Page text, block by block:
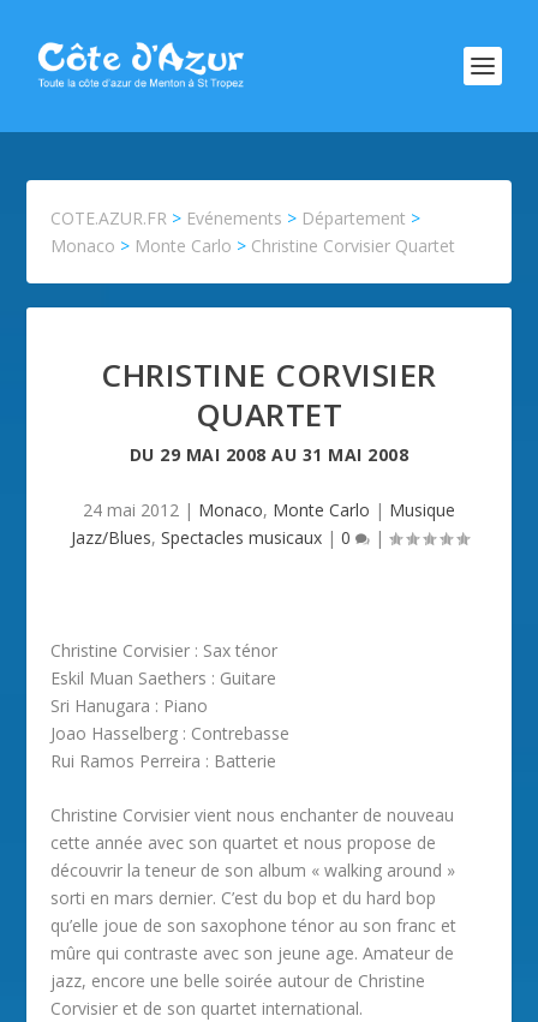
COTE.AZUR.FR > Evénements > Département >
Monaco > Monte Carlo > Christine Corvisier Quartet
CHRISTINE CORVISIER
QUARTET
DU 29 MAI 2008 AU 31 MAI 2008
24 mai 2012 | Monaco, Monte Carlo | Musique
Jazz/Blues, Spectacles musicaux| 0 |
Christine Corvisier : Sax ténor
Eskil Muan Saethers : Guitare
Sri Hanugara : Piano
Joao Hasselberg : Contrebasse
Rui Ramos Perreira : Batterie
Christine Corvisier vient nous enchanter de nouveau
cette année avec son quartet et nous propose de
découvrir la teneur de son album « walking around »
sorti en mars dernier. C’est du bop et du hard bop
qu’elle joue de son saxophone ténor au son franc et
mûre qui contraste avec son jeune age. Amateur de
jazz, encore une belle soirée autour de Christine
Corvisier et de son quartet international.